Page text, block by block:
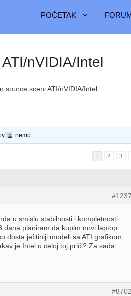
POČETAK
nVIDIA/Intel
source sceni ATI/nVIDIA/Intel
nemp
1 2 3
u smislu stabilnosti i kompletnosti
dana planiram da kupim novi laptop
dosta jefitiniji modeli sa ATI grafikom,
je Intel u celoj toj priči? Za sada